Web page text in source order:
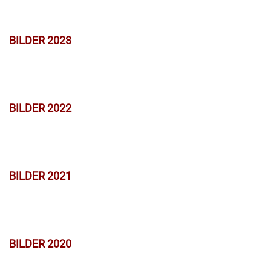
BILDER 2023
BILDER 2022
BILDER 2021
BILDER 2020